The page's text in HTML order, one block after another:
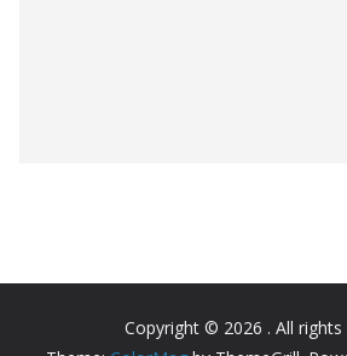
Copyright © 2026 . All